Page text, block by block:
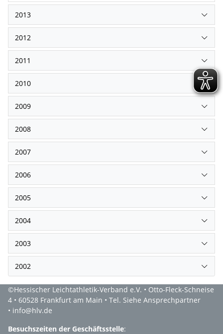
2013
2012
2011
2010
2009
2008
2007
2006
2005
2004
2003
2002
©Hessischer Leichtathletik-Verband e.V. • Otto-Fleck-Schneise
4 • 60528 Frankfurt am Main • Tel. Siehe Ansprechpartner
• info@hlv.de
Besuchszeiten der Geschäftsstelle: